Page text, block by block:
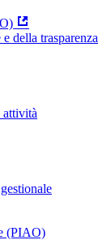
della trasparenza
attività
(PIAO)